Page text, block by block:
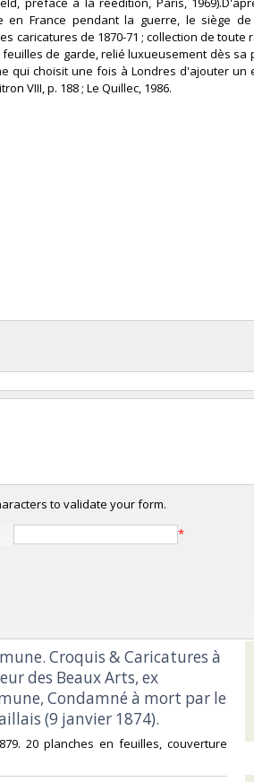
en France pendant la guerre, le siège
caricatures de 1870-71 ; collection de toute
de garde, relié luxueusement dès sa
qui choisit une fois à Londres d'ajouter un
VIII, p. 188 ; Le Quillec, 1986.
to validate your form.
*
Croquis & Caricatures à
des Beaux Arts, ex
Condamné à mort par le
(9 janvier 1874).‎
20 planches en feuilles, couverture